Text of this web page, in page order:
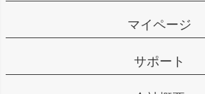
マイページ
サポート